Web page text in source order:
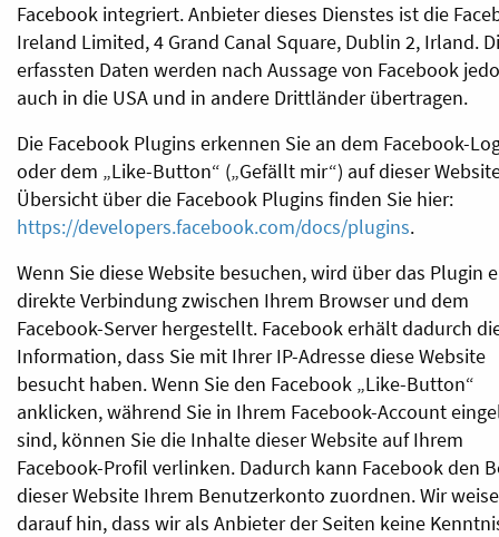
Facebook integriert. Anbieter dieses Dienstes ist die
Ireland Limited, 4 Grand Canal Square, Dublin 2, Irland.
erfassten Daten werden nach Aussage von Facebook
auch in die USA und in andere Drittländer übertragen.
Die Facebook Plugins erkennen Sie an dem Facebook-
oder dem „Like-Button“ („Gefällt mir“) auf dieser
Übersicht über die Facebook Plugins finden Sie hier:
https://developers.facebook.com/docs/plugins.
Wenn Sie diese Website besuchen, wird über das Plugin
direkte Verbindung zwischen Ihrem Browser und dem
Facebook-Server hergestellt. Facebook erhält dadurch
Information, dass Sie mit Ihrer IP-Adresse diese Website
besucht haben. Wenn Sie den Facebook „Like-Button“
anklicken, während Sie in Ihrem Facebook-Account
sind, können Sie die Inhalte dieser Website auf Ihrem
Facebook-Profil verlinken. Dadurch kann Facebook den
dieser Website Ihrem Benutzerkonto zuordnen. Wir
darauf hin, dass wir als Anbieter der Seiten keine